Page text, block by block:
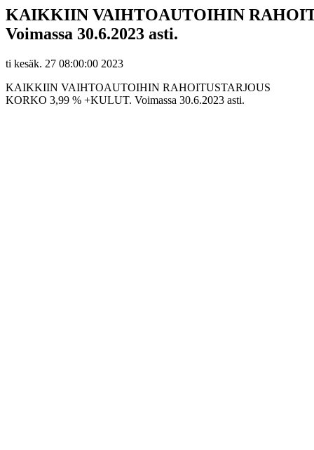
KAIKKIIN VAIHTOAUTOIHIN
Voimassa 30.6.2023 asti.
ti kesäk. 27 08:00:00 2023
KAIKKIIN VAIHTOAUTOIHIN RAHOITUSTARJOUS
KORKO 3,99 % +KULUT. Voimassa 30.6.2023 asti.